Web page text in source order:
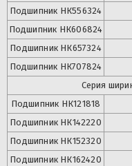
Подшипник НК556324
Подшипник НК606824
Подшипник НК657324
Подшипник НК707824
Серия
Подшипник НК121818
Подшипник НК142220
Подшипник НК152320
Подшипник НК162420